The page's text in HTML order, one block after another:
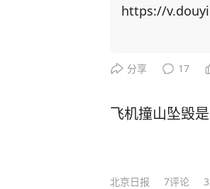
博弈找筹码，居然把矛头指
更加激发中国的爆发力！ 举例，CNN主持人曾询问科技禁令
方面全速前进。” 面对美国芯片封锁，中国3年实现半导体设备国产化率从12%跃至3
5%；稀土加工
路”合作、RCEP贸
压：中国无人
https://
分享 17
飞机撞山坠毁
北京日报 7评论